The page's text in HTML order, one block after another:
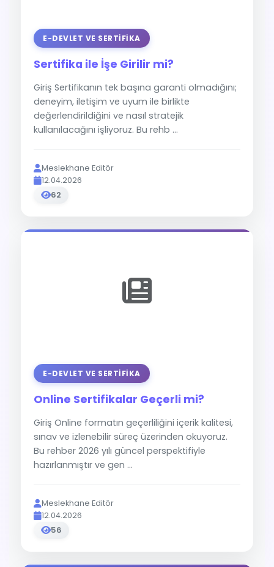
E-DEVLET VE SERTIFIKA
Sertifika ile İşe Girilir mi?
Giriş Sertifikanın tek başına garanti olmadığını;
deneyim, iletişim ve uyum ile birlikte
değerlendirildiğini ve nasıl stratejik
kullanılacağını işliyoruz. Bu rehb ...
Meslekhane Editör
12.04.2026
62
E-DEVLET VE SERTIFIKA
Online Sertifikalar Geçerli mi?
Giriş Online formatın geçerliliğini içerik kalitesi,
sınav ve izlenebilir süreç üzerinden okuyoruz.
Bu rehber 2026 yılı güncel perspektifiyle
hazırlanmıştır ve gen ...
Meslekhane Editör
12.04.2026
56